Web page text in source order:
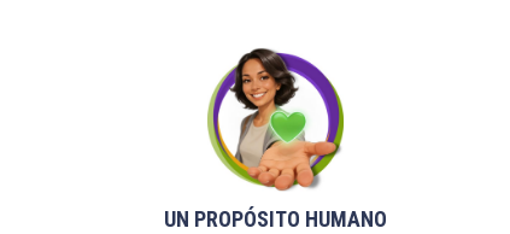
UN PROPÓSITO HUMANO